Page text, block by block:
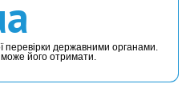
перевірки державними органами.
його отримати.